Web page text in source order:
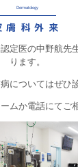
Dermatology
膚科外来
定医の中野航先
ります。
についてはぜひ
ムか電話にてご